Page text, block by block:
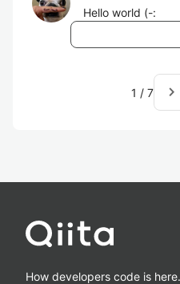
Hello world (-:
1 / 7 navigate_next
How developers code is here.